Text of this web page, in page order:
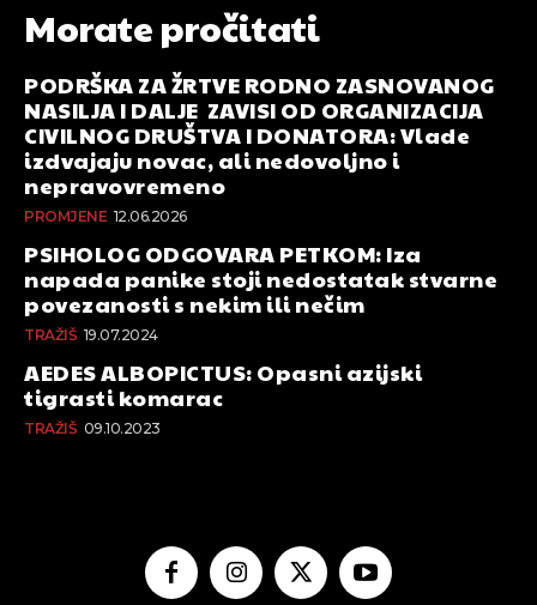
Morate pročitati
PODRŠKA ZA ŽRTVE RODNO ZASNOVANOG
NASILJA I DALJE ZAVISI OD ORGANIZACIJA
CIVILNOG DRUŠTVA I DONATORA: Vlade
izdvajaju novac, ali nedovoljno i
nepravovremeno
PROMJENE 12.06.2026
PSIHOLOG ODGOVARA PETKOM: Iza
napada panike stoji nedostatak stvarne
povezanosti s nekim ili nečim
TRAŽIŠ 19.07.2024
AEDES ALBOPICTUS: Opasni azijski
tigrasti komarac
TRAŽIŠ 09.10.2023